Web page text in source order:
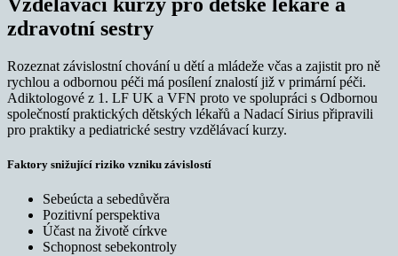
zdravotní sestry
Rozeznat závislostní chování u dětí a mládeže včas a zajistit pro ně
rychlou a odbornou péči má posílení znalostí již v primární péči.
Adiktologové z 1. LF UK a VFN proto ve spolupráci s Odbornou
společností praktických dětských lékařů a Nadací Sirius připravili
pro praktiky a pediatrické sestry vzdělávací kurzy.
Faktory snižující riziko vzniku závislostí
Sebeúcta a sebedůvěra
Pozitivní perspektiva
Účast na životě církve
Schopnost sebekontroly